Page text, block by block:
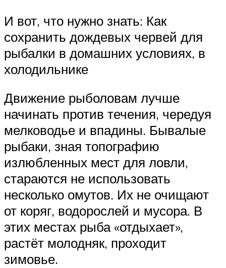
И вот, что нужно знать: Как
сохранить дождевых червей для
рыбалки в домашних условиях, в
холодильнике
Движение рыболовам лучше
начинать против течения, чередуя
мелководье и впадины. Бывалые
рыбаки, зная топографию
излюбленных мест для ловли,
стараются не использовать
несколько омутов. Их не очищают
от коряг, водорослей и мусора. В
этих местах рыба «отдыхает»,
растёт молодняк, проходит
зимовье.